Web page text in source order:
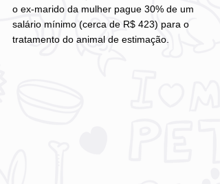
o ex-marido da mulher pague 30% de um
salário mínimo (cerca de R$ 423) para o
tratamento do animal de estimação.